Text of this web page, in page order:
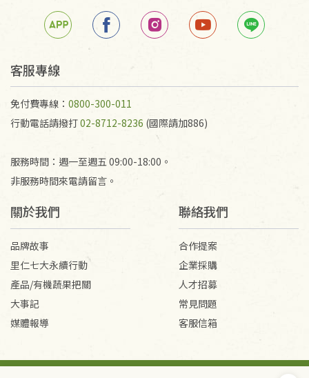
若未保持原包裝方式或未使用原箱退回，導致書籍有
任何折損、磨損、污損或凹角，將不接受退貨，也不
不接受退貨之手抄稿，為敬重法寶故，里仁網購無法
代為結緣處理等。 若需將手抄稿寄還給消費者，因而
產生的運費100元/箱將由消費者負擔。
客服專線
免付費專線： 0800-300-011
行動電話請撥打02-8712-8236 (國際請加886)
服務時間：週一至週五 09:00-18:00。
非服務時間來電請留言。
關於我們
品牌故事
里仁七大永續行動
產品/有機蔬果把關
大事記
媒體報導
聯絡我們
合作提案
企業採購
人才招募
常見問題
客服信箱